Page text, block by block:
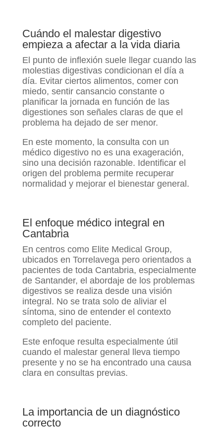
Cuándo el malestar digestivo
empieza a afectar a la vida diaria
El punto de inflexión suele llegar cuando las
molestias digestivas condicionan el día a
día. Evitar ciertos alimentos, comer con
miedo, sentir cansancio constante o
planificar la jornada en función de las
digestiones son señales claras de que el
problema ha dejado de ser menor.
En este momento, la consulta con un
médico digestivo no es una exageración,
sino una decisión razonable. Identificar el
origen del problema permite recuperar
normalidad y mejorar el bienestar general.
El enfoque médico integral en
Cantabria
En centros como Elite Medical Group,
ubicados en Torrelavega pero orientados a
pacientes de toda Cantabria, especialmente
de Santander, el abordaje de los problemas
digestivos se realiza desde una visión
integral. No se trata solo de aliviar el
síntoma, sino de entender el contexto
completo del paciente.
Este enfoque resulta especialmente útil
cuando el malestar general lleva tiempo
presente y no se ha encontrado una causa
clara en consultas previas.
La importancia de un diagnóstico
correcto